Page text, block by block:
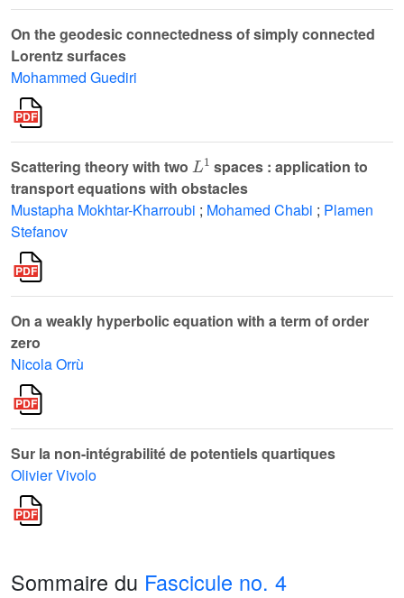
On the geodesic connectedness of simply connected
Lorentz surfaces
Mohammed Guediri
Scattering theory with two
1
spaces : application to
transport equations with obstacles
Mustapha Mokhtar-Kharroubi ; Mohamed Chabi ; Plamen
Stefanov
On a weakly hyperbolic equation with a term of order
zero
Nicola Orrù
Sur la non-intégrabilité de potentiels quartiques
Olivier Vivolo
Sommaire du Fascicule no. 4